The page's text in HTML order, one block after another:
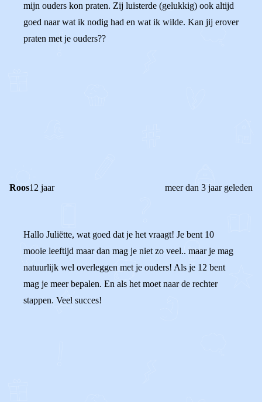
mijn ouders kon praten. Zij luisterde (gelukkig) ook altijd
goed naar wat ik nodig had en wat ik wilde. Kan jij erover
praten met je ouders??
Roos12 jaar meer dan 3 jaar geleden
Hallo Juliëtte, wat goed dat je het vraagt! Je bent 10
mooie leeftijd maar dan mag je niet zo veel.. maar je mag
natuurlijk wel overleggen met je ouders! Als je 12 bent
mag je meer bepalen. En als het moet naar de rechter
stappen. Veel succes!